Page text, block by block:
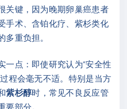
关键，因为晚期卵巢癌患者
手术、含铂化疗、紫杉类化
多重负担。
一点：即使研究认为“安全性
程会毫无不适。特别是当方
紫杉醇时，常见不良反应管
要部分。